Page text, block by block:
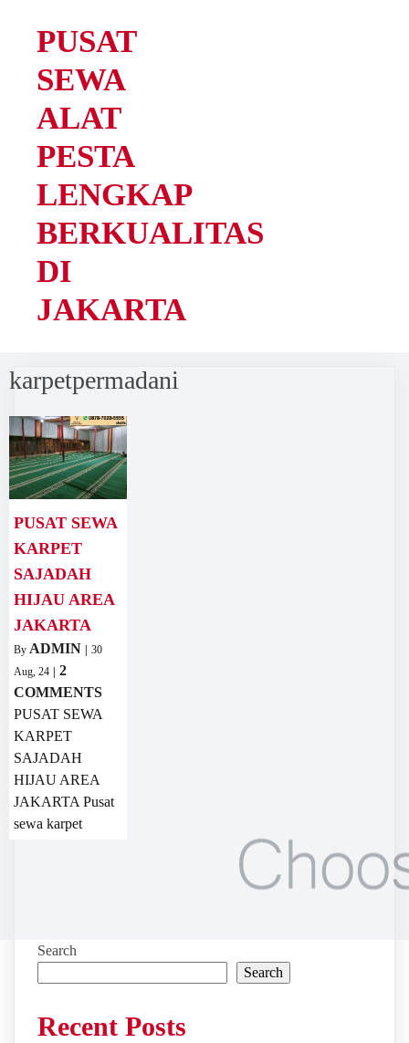
PUSAT
SEWA
ALAT
PESTA
LENGKAP
BERKUALITAS
DI
JAKARTA
karpetpermadani
PUSAT SEWA
KARPET
SAJADAH
HIJAU AREA
JAKARTA
By ADMIN | 30
Aug, 24 | 2
COMMENTS
PUSAT SEWA
KARPET
SAJADAH
HIJAU AREA
JAKARTA Pusat
sewa karpet
Search
Search
Recent Posts